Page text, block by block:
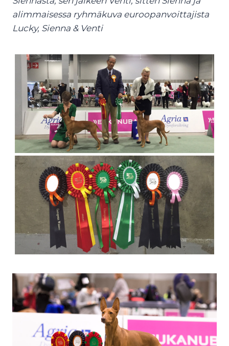
alimmaisessa ryhmäkuva euroopanvoittajista
Lucky, Sienna & Venti